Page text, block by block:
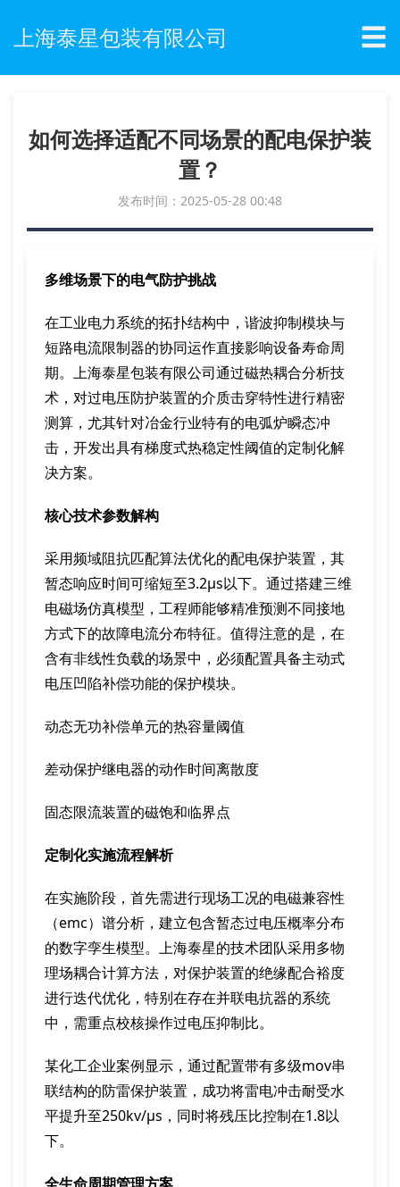
上海泰星包装有限公司 ☰
如何选择适配不同场景的配电保护装
置？
发布时间：2025-05-28 00:48
多维场景下的电气防护挑战
在工业电力系统的拓扑结构中，谐波抑制模块与
短路电流限制器的协同运作直接影响设备寿命周
期。上海泰星包装有限公司通过磁热耦合分析技
术，对过电压防护装置的介质击穿特性进行精密
测算，尤其针对冶金行业特有的电弧炉瞬态冲
击，开发出具有梯度式热稳定性阈值的定制化解
决方案。
核心技术参数解构
采用频域阻抗匹配算法优化的配电保护装置，其
暂态响应时间可缩短至3.2μs以下。通过搭建三维
电磁场仿真模型，工程师能够精准预测不同接地
方式下的故障电流分布特征。值得注意的是，在
含有非线性负载的场景中，必须配置具备主动式
电压凹陷补偿功能的保护模块。
动态无功补偿单元的热容量阈值
差动保护继电器的动作时间离散度
固态限流装置的磁饱和临界点
定制化实施流程解析
在实施阶段，首先需进行现场工况的电磁兼容性
（emc）谱分析，建立包含暂态过电压概率分布
的数字孪生模型。上海泰星的技术团队采用多物
理场耦合计算方法，对保护装置的绝缘配合裕度
进行迭代优化，特别在存在并联电抗器的系统
中，需重点校核操作过电压抑制比。
某化工企业案例显示，通过配置带有多级mov串
联结构的防雷保护装置，成功将雷电冲击耐受水
平提升至250kv/μs，同时将残压比控制在1.8以
下。